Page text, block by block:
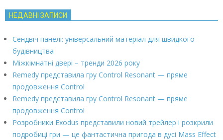
НЕДАВНІ ЗАПИСИ
Сендвіч панелі: універсальний матеріал для швидкого
будівництва
Міжкімнатні двері – тренди 2026 року
Remedy представила гру Control Resonant — пряме
продовження Control
Remedy представила гру Control Resonant — пряме
продовження Control
Розробники Exodus представили новий трейлер і розкрили
подробиці гри — це фантастична пригода в дусі Mass Effect